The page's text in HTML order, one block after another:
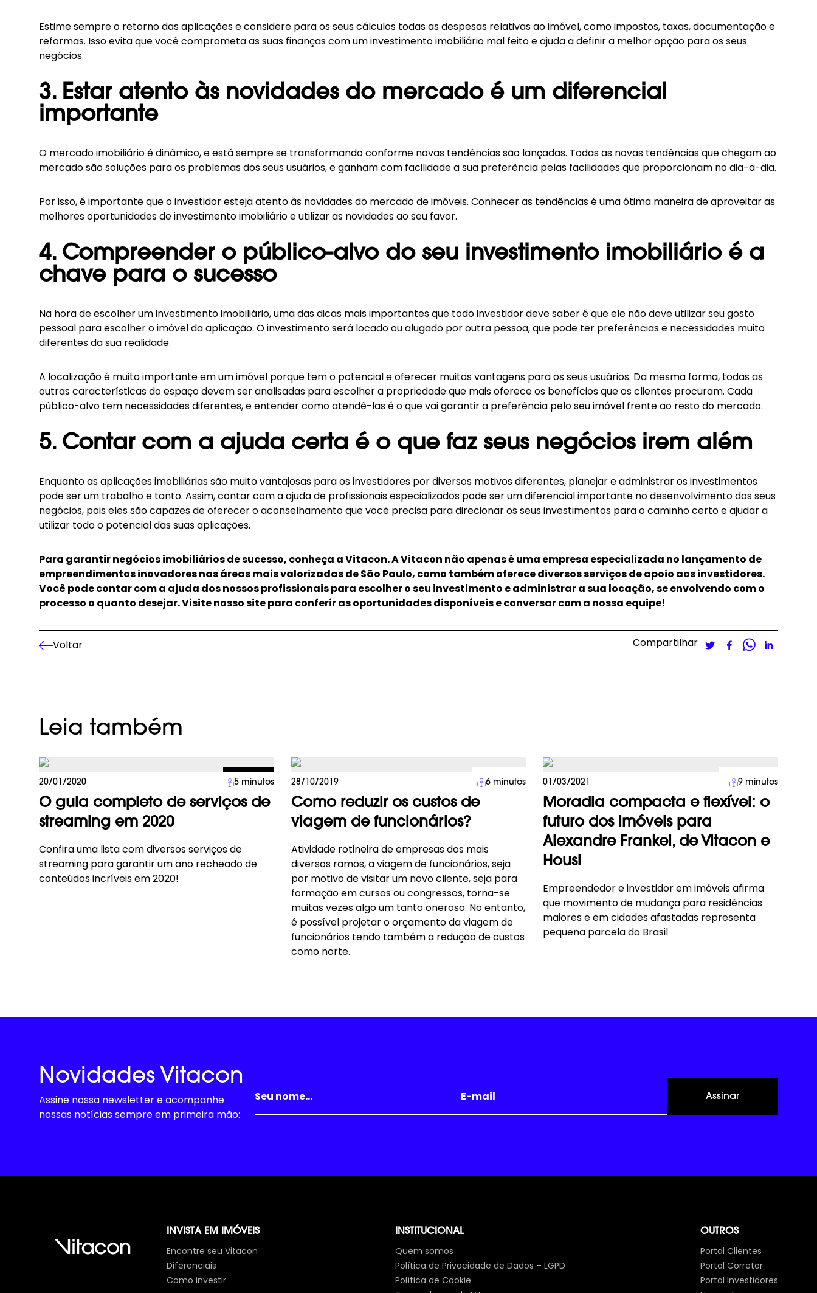
Estime sempre o retorno das aplicações e considere para os seus cálculos todas as despesas relativas ao imóvel, como impostos, taxas, documentação e
reformas. Isso evita que você comprometa as suas finanças com um investimento imobiliário mal feito e ajuda a definir a melhor opção para os seus
negócios.
3. Estar atento às novidades do mercado é um diferencial
importante
O mercado imobiliário é dinâmico, e está sempre se transformando conforme novas tendências são lançadas. Todas as novas tendências que chegam ao
mercado são soluções para os problemas dos seus usuários, e ganham com facilidade a sua preferência pelas facilidades que proporcionam no dia-a-dia.
Por isso, é importante que o investidor esteja atento às novidades do mercado de imóveis. Conhecer as tendências é uma ótima maneira de aproveitar as
melhores oportunidades de investimento imobiliário e utilizar as novidades ao seu favor.
4. Compreender o público-alvo do seu investimento imobiliário é a
chave para o sucesso
Na hora de escolher um investimento imobiliário, uma das dicas mais importantes que todo investidor deve saber é que ele não deve utilizar seu gosto
pessoal para escolher o imóvel da aplicação. O investimento será locado ou alugado por outra pessoa, que pode ter preferências e necessidades muito
diferentes da sua realidade.
A localização é muito importante em um imóvel porque tem o potencial e oferecer muitas vantagens para os seus usuários. Da mesma forma, todas as
outras características do espaço devem ser analisadas para escolher a propriedade que mais oferece os benefícios que os clientes procuram. Cada
público-alvo tem necessidades diferentes, e entender como atendê-las é o que vai garantir a preferência pelo seu imóvel frente ao resto do mercado.
5. Contar com a ajuda certa é o que faz seus negócios irem além
Enquanto as aplicações imobiliárias são muito vantajosas para os investidores por diversos motivos diferentes, planejar e administrar os investimentos
pode ser um trabalho e tanto. Assim, contar com a ajuda de profissionais especializados pode ser um diferencial importante no desenvolvimento dos seus
negócios, pois eles são capazes de oferecer o aconselhamento que você precisa para direcionar os seus investimentos para o caminho certo e ajudar a
utilizar todo o potencial das suas aplicações.
Para garantir negócios imobiliários de sucesso, conheça a Vitacon. A Vitacon não apenas é uma empresa especializada no lançamento de
empreendimentos inovadores nas áreas mais valorizadas de São Paulo, como também oferece diversos serviços de apoio aos investidores.
Você pode contar com a ajuda dos nossos profissionais para escolher o seu investimento e administrar a sua locação, se envolvendo com o
processo o quanto desejar.Visite nosso site para conferir as oportunidades disponíveis e conversar com a nossa equipe!
Voltar Compartilhar
Leia também
Lifestyle
20/01/2020 5 minutos
O guia completo de serviços de
streaming em 2020
Confira uma lista com diversos serviços de
streaming para garantir um ano recheado de
conteúdos incríveis em 2020!
Viagens
28/10/2019 6 minutos
Como reduzir os custos de
viagem de funcionários?
Atividade rotineira de empresas dos mais
diversos ramos, a viagem de funcionários, seja
por motivo de visitar um novo cliente, seja para
formação em cursos ou congressos, torna-se
muitas vezes algo um tanto oneroso. No entanto,
é possível projetar o orçamento da viagem de
funcionários tendo também a redução de custos
como norte.
Imprensa
01/03/2021 9 minutos
Moradia compacta e flexível: o
futuro dos imóveis para
Alexandre Frankel, de Vitacon e
Housi
Empreendedor e investidor em imóveis afirma
que movimento de mudança para residências
maiores e em cidades afastadas representa
pequena parcela do Brasil
Novidades Vitacon
Assine nossa newsletter e acompanhe
nossas notícias sempre em primeira mão:
Assinar
INVISTA EM IMÓVEIS
Encontre seu Vitacon
Diferenciais
Como investir
INSTITUCIONAL
Quem somos
Política de Privacidade de Dados – LGPD
Política de Cookie
OUTROS
Portal Clientes
Portal Corretor
Portal Investidores